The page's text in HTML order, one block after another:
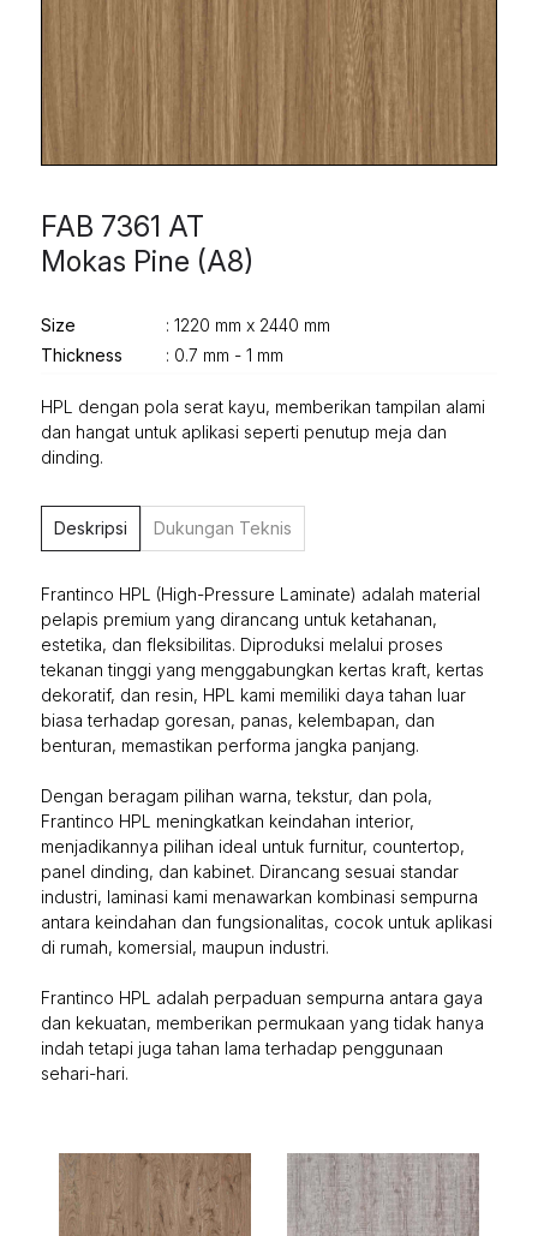
FAB 7361 AT
Mokas Pine (A8)
Size
: 1220 mm x 2440 mm
Thickness
: 0.7 mm - 1 mm
HPL dengan pola serat kayu, memberikan tampilan alami
dan hangat untuk aplikasi seperti penutup meja dan
dinding.
Deskripsi Dukungan Teknis
Frantinco HPL (High-Pressure Laminate) adalah material
pelapis premium yang dirancang untuk ketahanan,
estetika, dan fleksibilitas. Diproduksi melalui proses
tekanan tinggi yang menggabungkan kertas kraft, kertas
dekoratif, dan resin, HPL kami memiliki daya tahan luar
biasa terhadap goresan, panas, kelembapan, dan
benturan, memastikan performa jangka panjang.
Dengan beragam pilihan warna, tekstur, dan pola,
Frantinco HPL meningkatkan keindahan interior,
menjadikannya pilihan ideal untuk furnitur, countertop,
panel dinding, dan kabinet. Dirancang sesuai standar
industri, laminasi kami menawarkan kombinasi sempurna
antara keindahan dan fungsionalitas, cocok untuk aplikasi
di rumah, komersial, maupun industri.
Frantinco HPL adalah perpaduan sempurna antara gaya
dan kekuatan, memberikan permukaan yang tidak hanya
indah tetapi juga tahan lama terhadap penggunaan
sehari-hari.